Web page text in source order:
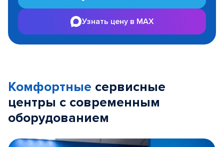
Узнать цену в MAX
Комфортные сервисные
центры с современным
оборудованием